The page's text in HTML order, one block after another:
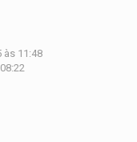
às 11:48